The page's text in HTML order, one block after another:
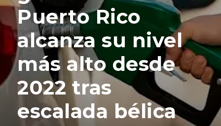
Puerto Rico
alcanza su nivel
más alto desde
2022 tras
escalada bélica